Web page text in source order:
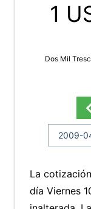
1
Dos Mil
La
día Viernes